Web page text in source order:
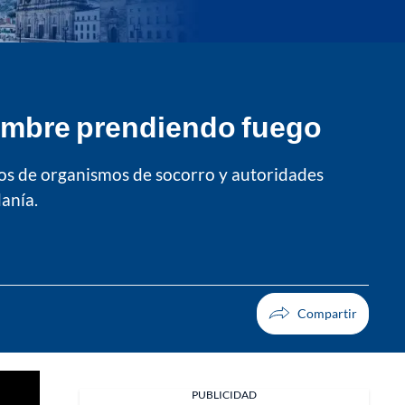
prendiendo fuego
de organismos de socorro y autoridades
PUBLICIDAD